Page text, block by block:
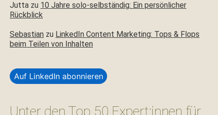
Jutta zu 10 Jahre solo-selbständig: Ein persönlicher
Rückblick
Sebastian zu LinkedIn Content Marketing: Tops & Flops
beim Teilen von Inhalten
Auf LinkedIn abonnieren
Unter den Top 50 Expert:innen für